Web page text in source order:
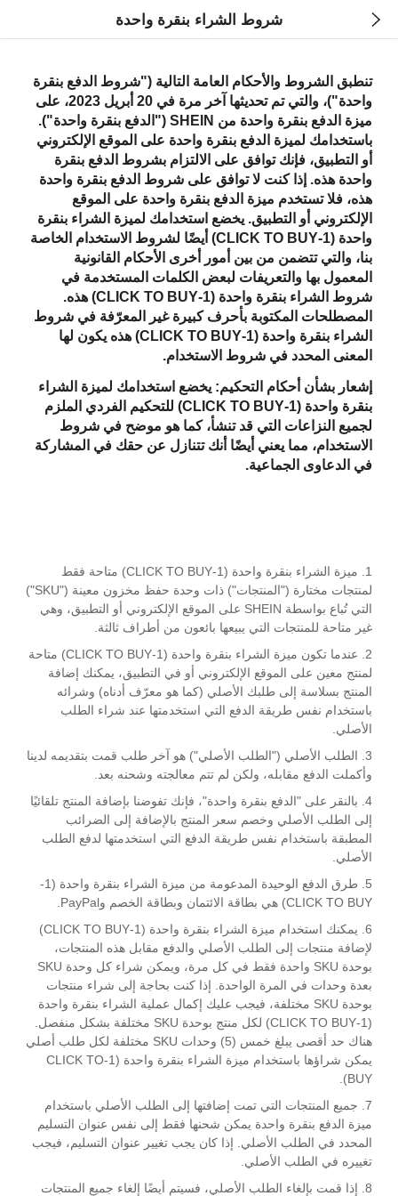
شروط الشراء بنقرة واحدة
تنطبق الشروط والأحكام العامة التالية ("شروط الدفع بنقرة
واحدة")، والتي تم تحديثها آخر مرة في 20 أبريل 2023، على
ميزة الدفع بنقرة واحدة من SHEIN ("الدفع بنقرة واحدة").
باستخدامك لميزة الدفع بنقرة واحدة على الموقع الإلكتروني
أو التطبيق، فإنك توافق على الالتزام بشروط الدفع بنقرة
واحدة هذه. إذا كنت لا توافق على شروط الدفع بنقرة واحدة
هذه، فلا تستخدم ميزة الدفع بنقرة واحدة على الموقع
الإلكتروني أو التطبيق. يخضع استخدامك لميزة الشراء بنقرة
واحدة (1-CLICK TO BUY) أيضًا لشروط الاستخدام الخاصة
بنا، والتي تتضمن من بين أمور أخرى الأحكام القانونية
المعمول بها والتعريفات لبعض الكلمات المستخدمة في
شروط الشراء بنقرة واحدة (1-CLICK TO BUY) هذه.
المصطلحات المكتوبة بأحرف كبيرة غير المعرّفة في شروط
الشراء بنقرة واحدة (1-CLICK TO BUY) هذه يكون لها
المعنى المحدد في شروط الاستخدام.
إشعار بشأن أحكام التحكيم: يخضع استخدامك لميزة الشراء
بنقرة واحدة (1-CLICK TO BUY) للتحكيم الفردي الملزم
لجميع النزاعات التي قد تنشأ، كما هو موضح في شروط
الاستخدام، مما يعني أيضًا أنك تتنازل عن حقك في المشاركة
في الدعاوى الجماعية.
1. ميزة الشراء بنقرة واحدة (1-CLICK TO BUY) متاحة فقط
لمنتجات مختارة ("المنتجات") ذات وحدة حفظ مخزون معينة ("SKU")
التي تُباع بواسطة SHEIN على الموقع الإلكتروني أو التطبيق، وهي
غير متاحة للمنتجات التي يبيعها بائعون من أطراف ثالثة.
2. عندما تكون ميزة الشراء بنقرة واحدة (1-CLICK TO BUY) متاحة
لمنتج معين على الموقع الإلكتروني أو في التطبيق، يمكنك إضافة
المنتج بسلاسة إلى طلبك الأصلي (كما هو معرّف أدناه) وشرائه
باستخدام نفس طريقة الدفع التي استخدمتها عند شراء الطلب
الأصلي.
3. الطلب الأصلي ("الطلب الأصلي") هو آخر طلب قمت بتقديمه لدينا
وأكملت الدفع مقابله، ولكن لم تتم معالجته وشحنه بعد.
4. بالنقر على "الدفع بنقرة واحدة"، فإنك تفوضنا بإضافة المنتج تلقائيًا
إلى الطلب الأصلي وخصم سعر المنتج بالإضافة إلى الضرائب
المطبقة باستخدام نفس طريقة الدفع التي استخدمتها لدفع الطلب
الأصلي.
5. طرق الدفع الوحيدة المدعومة من ميزة الشراء بنقرة واحدة (1-
CLICK TO BUY) هي بطاقة الائتمان وبطاقة الخصم وPayPal.
6. يمكنك استخدام ميزة الشراء بنقرة واحدة (1-CLICK TO BUY)
لإضافة منتجات إلى الطلب الأصلي والدفع مقابل هذه المنتجات،
بوحدة SKU واحدة فقط في كل مرة، ويمكن شراء كل وحدة SKU
بعدة وحدات في المرة الواحدة. إذا كنت بحاجة إلى شراء منتجات
بوحدة SKU مختلفة، فيجب عليك إكمال عملية الشراء بنقرة واحدة
(1-CLICK TO BUY) لكل منتج بوحدة SKU مختلفة بشكل منفصل.
هناك حد أقصى يبلغ خمس (5) وحدات SKU مختلفة لكل طلب أصلي
يمكن شراؤها باستخدام ميزة الشراء بنقرة واحدة (1-CLICK TO
BUY).
7. جميع المنتجات التي تمت إضافتها إلى الطلب الأصلي باستخدام
ميزة الدفع بنقرة واحدة يمكن شحنها فقط إلى نفس عنوان التسليم
المحدد في الطلب الأصلي. إذا كان يجب تغيير عنوان التسليم، فيجب
تغييره في الطلب الأصلي.
8. إذا قمت بإلغاء الطلب الأصلي، فسيتم أيضًا إلغاء جميع المنتجات